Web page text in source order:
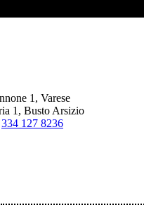
1, Varese
1, Busto Arsizio
334 127 8236